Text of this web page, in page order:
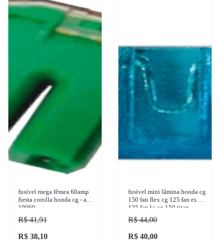
fusível mega fêmea 60amp
fiesta corolla honda cg - ams
19060
R$ 41,91
R$ 38,10
fusível mini lâmina honda cg
150 fan flex cg 125 fan es cg
125 fan ks cg 150 titan
toyota corolla 1960-2018
ams - 17515
R$ 44,00
R$ 40,00